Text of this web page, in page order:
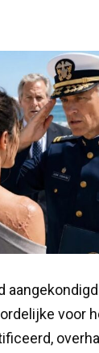
voor